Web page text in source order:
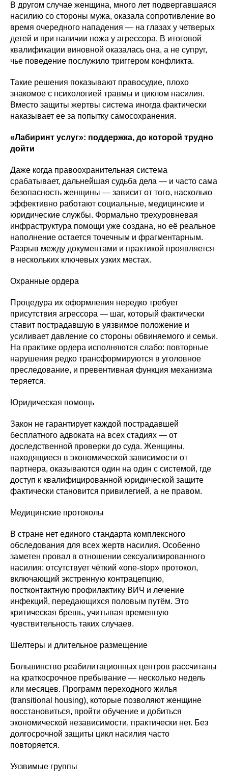
В другом случае женщина, много лет подвергавшаяся
насилию со стороны мужа, оказала сопротивление во
время очередного нападения — на глазах у четверых
детей и при наличии ножа у агрессора. В итоговой
квалификации виновной оказалась она, а не супруг,
чье поведение послужило триггером конфликта.
Такие решения показывают правосудие, плохо
знакомое с психологией травмы и циклом насилия.
Вместо защиты жертвы система иногда фактически
наказывает ее за попытку самосохранения.
«Лабиринт услуг»: поддержка, до которой трудно
дойти
Даже когда правоохранительная система
срабатывает, дальнейшая судьба дела — и часто сама
безопасность женщины — зависит от того, насколько
эффективно работают социальные, медицинские и
юридические службы. Формально трехуровневая
инфраструктура помощи уже создана, но её реальное
наполнение остается точечным и фрагментарным.
Разрыв между документами и практикой проявляется
в нескольких ключевых узких местах.
Охранные ордера
Процедура их оформления нередко требует
присутствия агрессора — шаг, который фактически
ставит пострадавшую в уязвимое положение и
усиливает давление со стороны обвиняемого и семьи.
На практике ордера исполняются слабо: повторные
нарушения редко трансформируются в уголовное
преследование, и превентивная функция механизма
теряется.
Юридическая помощь
Закон не гарантирует каждой пострадавшей
бесплатного адвоката на всех стадиях — от
доследственной проверки до суда. Женщины,
находящиеся в экономической зависимости от
партнера, оказываются один на один с системой, где
доступ к квалифицированной юридической защите
фактически становится привилегией, а не правом.
Медицинские протоколы
В стране нет единого стандарта комплексного
обследования для всех жертв насилия. Особенно
заметен провал в отношении сексуализированного
насилия: отсутствует чёткий «one-stop» протокол,
включающий экстренную контрацепцию,
постконтактную профилактику ВИЧ и лечение
инфекций, передающихся половым путём. Это
критическая брешь, учитывая временную
чувствительность таких случаев.
Шелтеры и длительное размещение
Большинство реабилитационных центров рассчитаны
на краткосрочное пребывание — несколько недель
или месяцев. Программ переходного жилья
(transitional housing), которые позволяют женщине
восстановиться, пройти обучение и добиться
экономической независимости, практически нет. Без
долгосрочной защиты цикл насилия часто
повторяется.
Уязвимые группы